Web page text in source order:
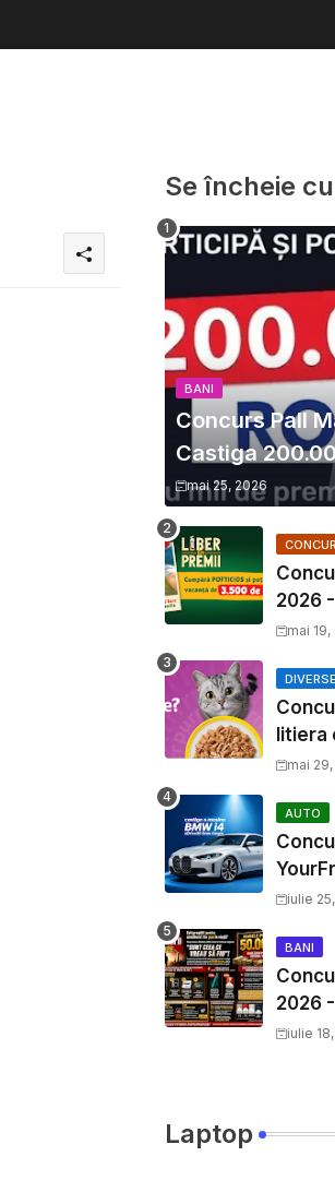
Se încheie
BANI
Concurs Pall
Castiga
mai 25, 2026
2026
mai 19,
DIVERSE
litiera
mai
AUTO
premii
iulie
BANI
2026
EURO
iulie
Laptop